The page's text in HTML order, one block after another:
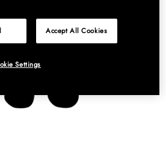
Accept All Cookies
Settings